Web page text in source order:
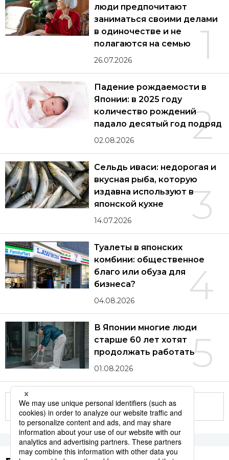
1
люди предпочитают
заниматься своими делами
в одиночестве и не
полагаются на семью
26.07.2026
2
Падение рождаемости в
Японии: в 2025 году
количество рождений
падало десятый год подряд
02.08.2026
3
Сельдь иваси: недорогая и
вкусная рыба, которую
издавна используют в
японской кухне
14.07.2026
4
Туалеты в японских
комбини: общественное
благо или обуза для
бизнеса?
04.08.2026
5
В Японии многие люди
старше 60 лет хотят
продолжать работать
01.08.2026
Другие статьи по теме